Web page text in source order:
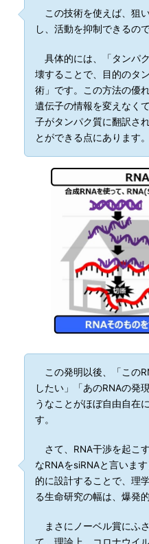
この技術を使えば、狙
し、活動を抑制できるので
具体的には、「タンパ
壊することで、目的のタ
術」です。この方法の優
遺伝子の情報を変えなく
子がタンパク質に翻訳さ
とができる点にあります。
この発明以後、「この
したい」「あのRNAの発
うなことがほぼ自由自在
す。
さて、RNA干渉を起こ
なRNAをsiRNAと言いま
的に設計することで、理
る生命研究の幅は、爆発
まさにノーベル賞にふ